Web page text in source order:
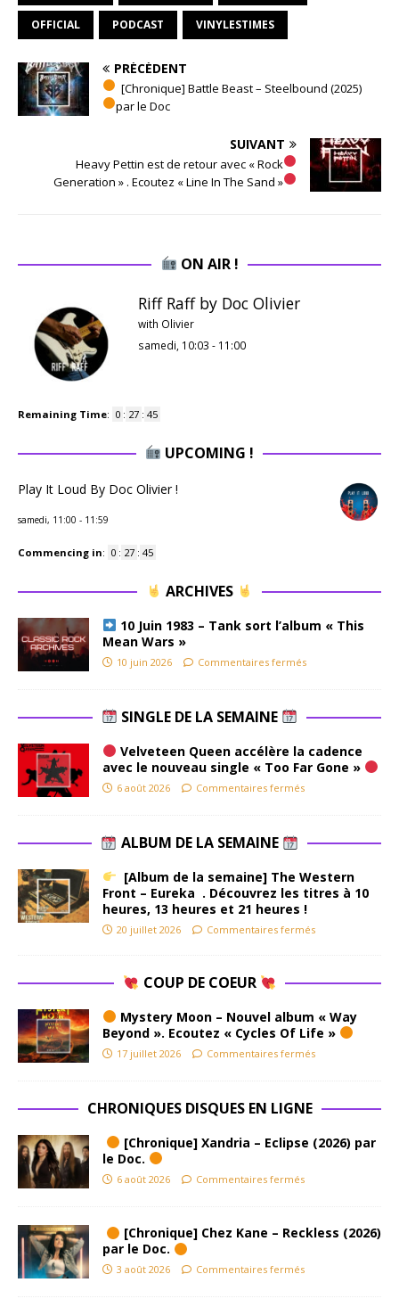
OFFICIAL PODCAST VINYLESTIMES
PRÉCÉDENT
[Chronique] Battle Beast – Steelbound (2025)
par le Doc
SUIVANT
​ Heavy Pettin est de retour avec « Rock
Generation » . Ecoutez « Line In The Sand »
ON AIR !
Riff Raff by Doc Olivier
with Olivier
samedi, 10:03 - 11:00
Remaining Time: 0 : 27 : 44
UPCOMING !
Play It Loud By Doc Olivier !
samedi, 11:00 - 11:59
Commencing in: 0 : 27 : 44
ARCHIVES
10 Juin 1983 – Tank sort l’album « This
Mean Wars »
10 juin 2026 Commentaires fermés
SINGLE DE LA SEMAINE
Velveteen Queen accélère la cadence
avec le nouveau single « Too Far Gone »
6 août 2026 Commentaires fermés
ALBUM DE LA SEMAINE
[Album de la semaine] The Western
Front – Eureka . Découvrez les titres à 10
heures, 13 heures et 21 heures !
20 juillet 2026 Commentaires fermés
COUP DE COEUR
Mystery Moon – Nouvel album « Way
Beyond ». Ecoutez « Cycles Of Life »
17 juillet 2026 Commentaires fermés
CHRONIQUES DISQUES EN LIGNE
[Chronique] Xandria – Eclipse (2026) par
le Doc.
6 août 2026 Commentaires fermés
[Chronique] Chez Kane – Reckless (2026)
par le Doc.
3 août 2026 Commentaires fermés